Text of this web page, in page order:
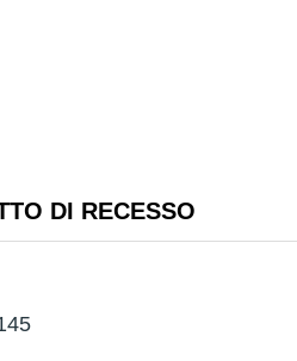
DI RECESSO